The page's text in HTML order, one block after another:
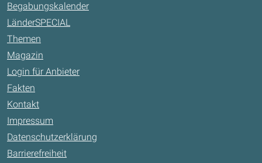
Begabungskalender
LänderSPECIAL
Themen
Magazin
Login für Anbieter
Fakten
Kontakt
Impressum
Datenschutzerklärung
Barrierefreiheit